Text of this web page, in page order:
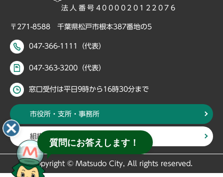
法人番号4000020122076
〒271-8588 千葉県松戸市根本387番地の5
047-366-1111（代表）
047-363-3200（代表）
窓口受付は平日9時から16時30分まで
市役所・支所・事務所
組織・部署から探す
Copyright © Matsudo City, All rights reserved.
質問にお答えします！